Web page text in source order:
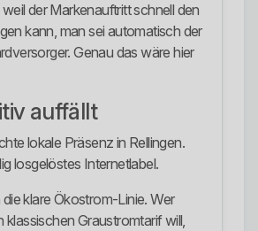
der Markenauftritt schnell den
kann, man sei automatisch der
Genau das wäre hier
auffällt
lokale Präsenz in Rellingen.
losgelöstes Internetlabel.
klare Ökostrom-Linie. Wer
klassischen Graustromtarif will,